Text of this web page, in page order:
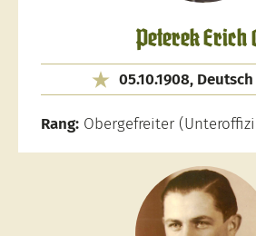
Peterek Erich
05.10.1908,
Rang: Obergefreiter